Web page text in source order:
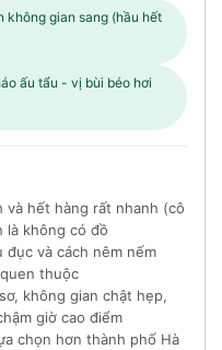
không gian sang (hầu hết
ấu tẩu - vị bùi béo hơi
và hết hàng rất nhanh (cô
là không có đồ
đục và cách nêm nếm
thuộc
không gian chật hẹp,
giờ cao điểm
chọn hơn thành phố Hà